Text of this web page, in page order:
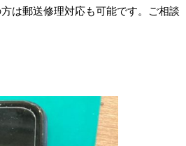
は郵送修理対応も可能です。ご相談